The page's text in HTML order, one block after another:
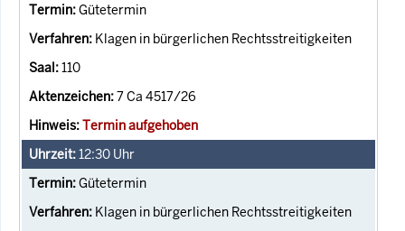
Gütetermin
Klagen in bürgerlichen Rechtsstreitigkeiten
110
7 Ca 4517/26
Termin aufgehoben
12:30 Uhr
Gütetermin
Klagen in bürgerlichen Rechtsstreitigkeiten